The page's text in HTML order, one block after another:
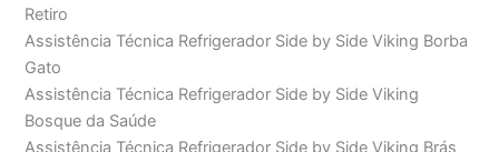
Retiro
Assistência Técnica Refrigerador Side by Side Viking Borba
Gato
Assistência Técnica Refrigerador Side by Side Viking
Bosque da Saúde
Assistência Técnica Refrigerador Side by Side Viking Brás